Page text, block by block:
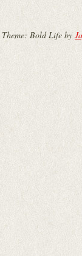
Theme: Bold Life by